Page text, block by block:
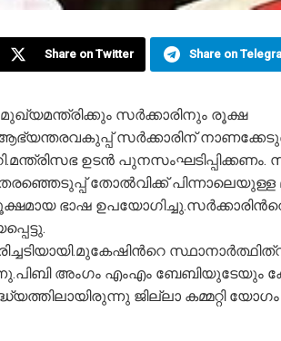
Share on Twitter Share on
സർക്കാരിനും രൂക്ഷ
സർക്കാരിന്
ഉടൻ
തോൽവിക്ക് പിന്നാലെയുള്ള
ഭാഷ
അംഗം എംഎം ബേബിയുടേയും
ജില്ലാ കമ്മറ്റി യോഗം